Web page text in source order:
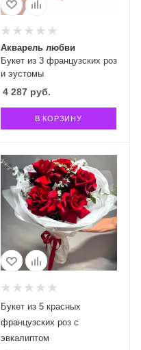
Букет из 3 французских роз
и эустомы
Акварель любви
4 287руб.
В КОРЗИНУ
Букет из 5 красных
французских роз с
эвкалиптом